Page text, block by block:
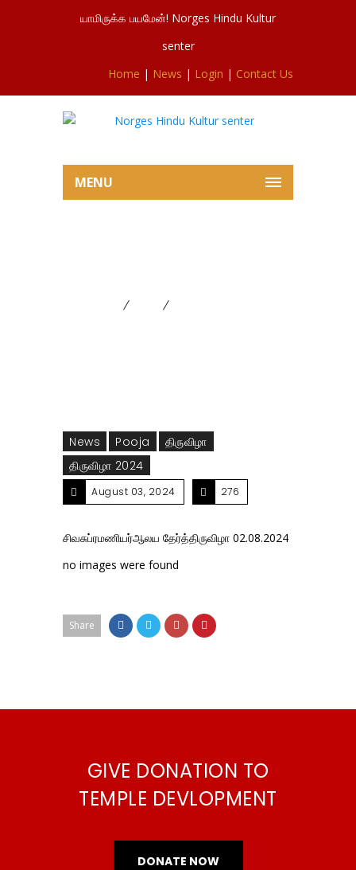
யாமிருக்க பயமேன்! Norges Hindu Kultur
senter
Home | News | Login | Contact Us
MENU
News Pooja
திருவிழா
திருவிழா 2024
August 03, 2024 276
சிவசுப்ரமணியர்ஆலய தேர்த்திருவிழா 02.08.2024
no images were found
Share
GIVE DONATION TO
TEMPLE DEVLOPMENT
DONATE NOW